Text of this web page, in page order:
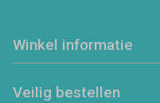
Winkel informatie
Veilig bestellen